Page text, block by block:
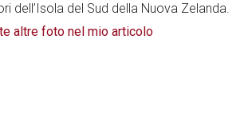
dell’Isola del Sud della Nuova Zelanda.
altre foto nel mio articolo